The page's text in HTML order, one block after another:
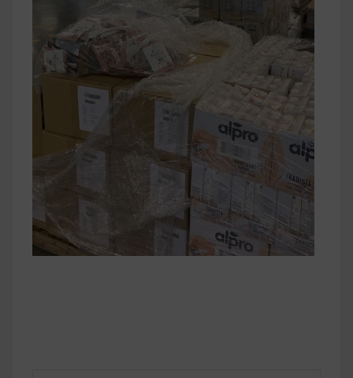
啦！
減醣食材推薦
減醣料理食譜
蔬食純素營養